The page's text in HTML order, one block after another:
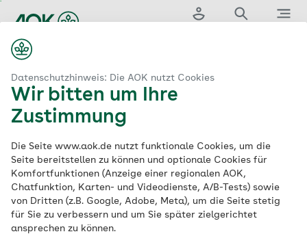
Datenschutzhinweis: Die AOK nutzt Cookies
Wir bitten um Ihre
Zustimmung
Die Seite www.aok.de nutzt funktionale Cookies, um die
Seite bereitstellen zu können und optionale Cookies für
Komfortfunktionen (Anzeige einer regionalen AOK,
Chatfunktion, Karten- und Videodienste, A/B-Tests) sowie
von Dritten (z.B. Google, Adobe, Meta), um die Seite stetig
für Sie zu verbessern und um Sie später zielgerichtet
ansprechen zu können.
Hauptinhalt
springen
Was Sie über
Impfstoff und
Impfungenwissen
sollten